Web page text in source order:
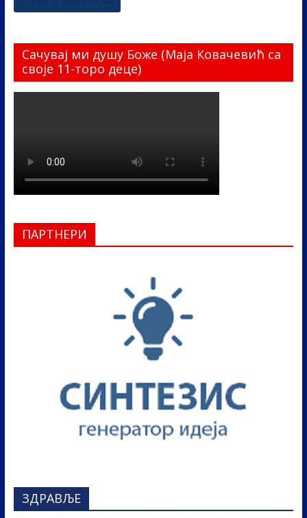
Сачувај ми душу Боже (Маја Ковачевић са
своје 11-торо деце)
ПАРТНЕРИ
ЗДРАВЉЕ